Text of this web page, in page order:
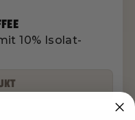
10% Isolat-